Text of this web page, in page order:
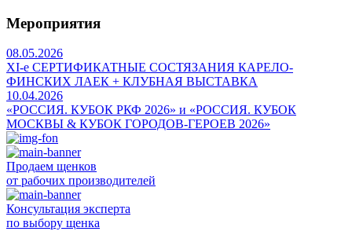
Мероприятия
08.05.2026
ХI-е СЕРТИФИКАТНЫЕ СОСТЯЗАНИЯ КАРЕЛО-
ФИНСКИХ ЛАЕК + КЛУБНАЯ ВЫСТАВКА
10.04.2026
«РОССИЯ. КУБОК РКФ 2026» и «РОССИЯ. КУБОК
МОСКВЫ & КУБОК ГОРОДОВ-ГЕРОЕВ 2026»
Продаем щенков
от рабочих производителей
Консультация эксперта
по выбору щенка